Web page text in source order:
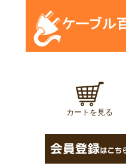
カートを見る